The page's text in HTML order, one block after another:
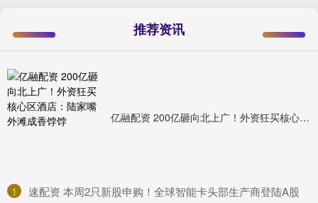
推荐资讯
亿融配资 200亿砸向北上广！外资狂买核心区酒店：陆家嘴外滩成香饽饽
1 ​速配资 本周2只新股申购！全球智能卡头部生产商登陆A股